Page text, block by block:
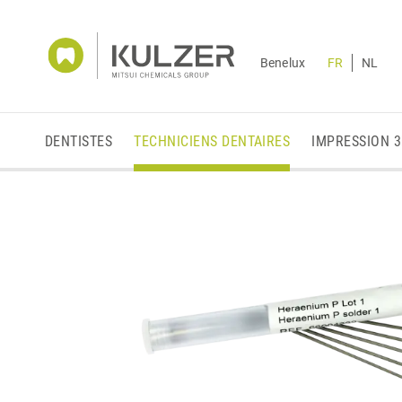
Benelux FR NL
DENTISTES TECHNICIENS DENTAIRES IMPRESSION